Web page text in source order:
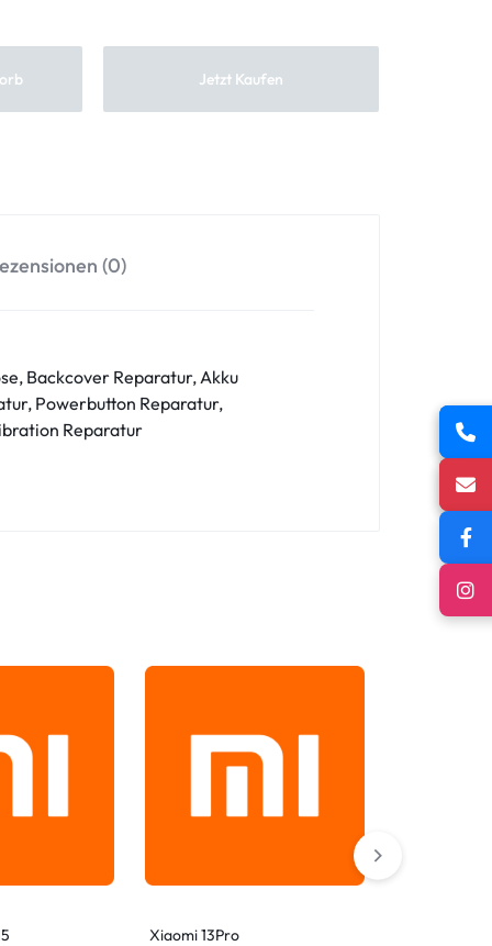
Jetzt Kaufen
(0)
Backcover Reparatur, Akku
Powerbutton Reparatur,
Reparatur
Xiaomi 13Pro